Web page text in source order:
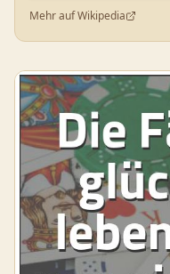
Mehr auf Wikipedia